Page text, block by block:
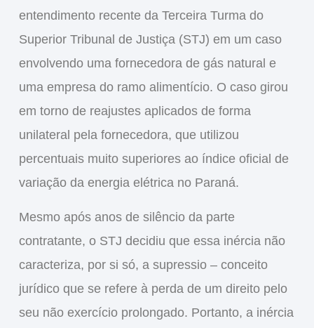
entendimento recente da Terceira Turma do
Superior Tribunal de Justiça (STJ) em um caso
envolvendo uma fornecedora de gás natural e
uma empresa do ramo alimentício. O caso girou
em torno de reajustes aplicados de forma
unilateral pela fornecedora, que utilizou
percentuais muito superiores ao índice oficial de
variação da energia elétrica no Paraná.
Mesmo após anos de silêncio da parte
contratante, o STJ decidiu que essa inércia não
caracteriza, por si só, a supressio – conceito
jurídico que se refere à perda de um direito pelo
seu não exercício prolongado. Portanto, a inércia